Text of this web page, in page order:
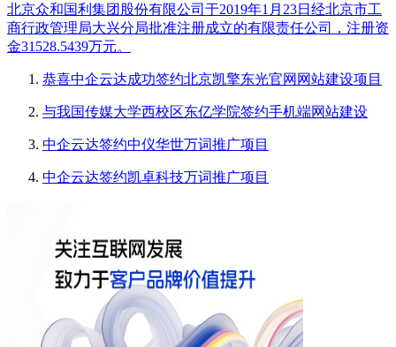
北京众和国利集团股份有限公司于2019年1月23日经北京市工
商行政管理局大兴分局批准注册成立的有限责任公司，注册资
金31528.5439万元。
恭喜中企云达成功签约北京凯擎东光官网网站建设项目
与我国传媒大学西校区东亿学院签约手机端网站建设
中企云达签约中仪华世万词推广项目
中企云达签约凯卓科技万词推广项目